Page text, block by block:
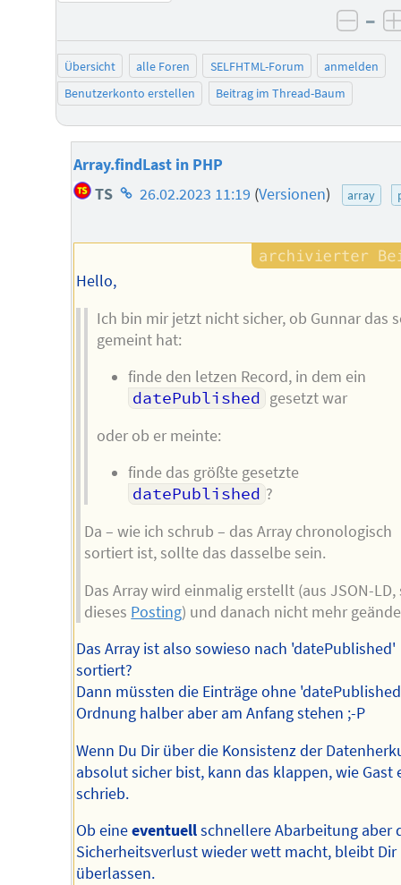
–
Übersicht alle Foren SELFHTML-Forum
anmelden
Benutzerkonto erstellen
Beitrag im Thread-Baum
Array.findLast in PHP
TS Homepage
Autors
26.02.2023 11:19 (Versionen) array
Hello,
Ich bin mir jetzt nicht sicher, ob Gunnar das
gemeint hat:
finde den letzen Record, in dem ein
datePublished gesetzt war
oder ob er meinte:
finde das größte gesetzte
datePublished ?
Da – wie ich schrub – das Array chronologisch
sortiert ist, sollte das dasselbe sein.
Das Array wird einmalig erstellt (aus JSON-LD,
dieses Posting) und danach nicht mehr
Das Array ist also sowieso nach 'datePublished'
sortiert?
Dann müssten die Einträge ohne
Ordnung halber aber am Anfang stehen ;-P
Wenn Du Dir über die Konsistenz der
absolut sicher bist, kann das klappen, wie Gast
schrieb.
Ob eineeventuellschnellere Abarbeitung aber
Sicherheitsverlust wieder wett macht, bleibt Dir
überlassen.